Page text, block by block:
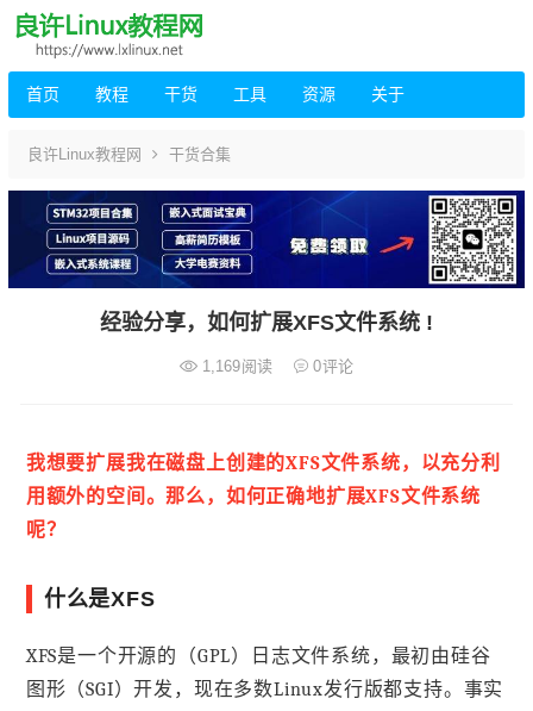
首页 教程 干货 工具 资源 关于
良许Linux教程网 干货合集
经验分享，如何扩展XFS文件系统 !
1,169阅读 0评论
我想要扩展我在磁盘上创建的XFS文件系统，以充分利
用额外的空间。那么，如何正确地扩展XFS文件系统
呢？
什么是XFS
XFS是一个开源的（GPL）日志文件系统，最初由硅谷
图形（SGI）开发，现在多数Linux发行版都支持。事实